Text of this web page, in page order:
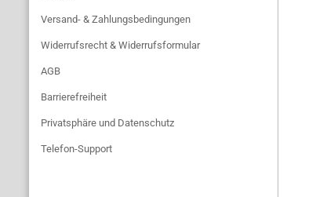
Versand- & Zahlungsbedingungen
Widerrufsrecht & Widerrufsformular
AGB
Barrierefreiheit
Privatsphäre und Datenschutz
Telefon-Support